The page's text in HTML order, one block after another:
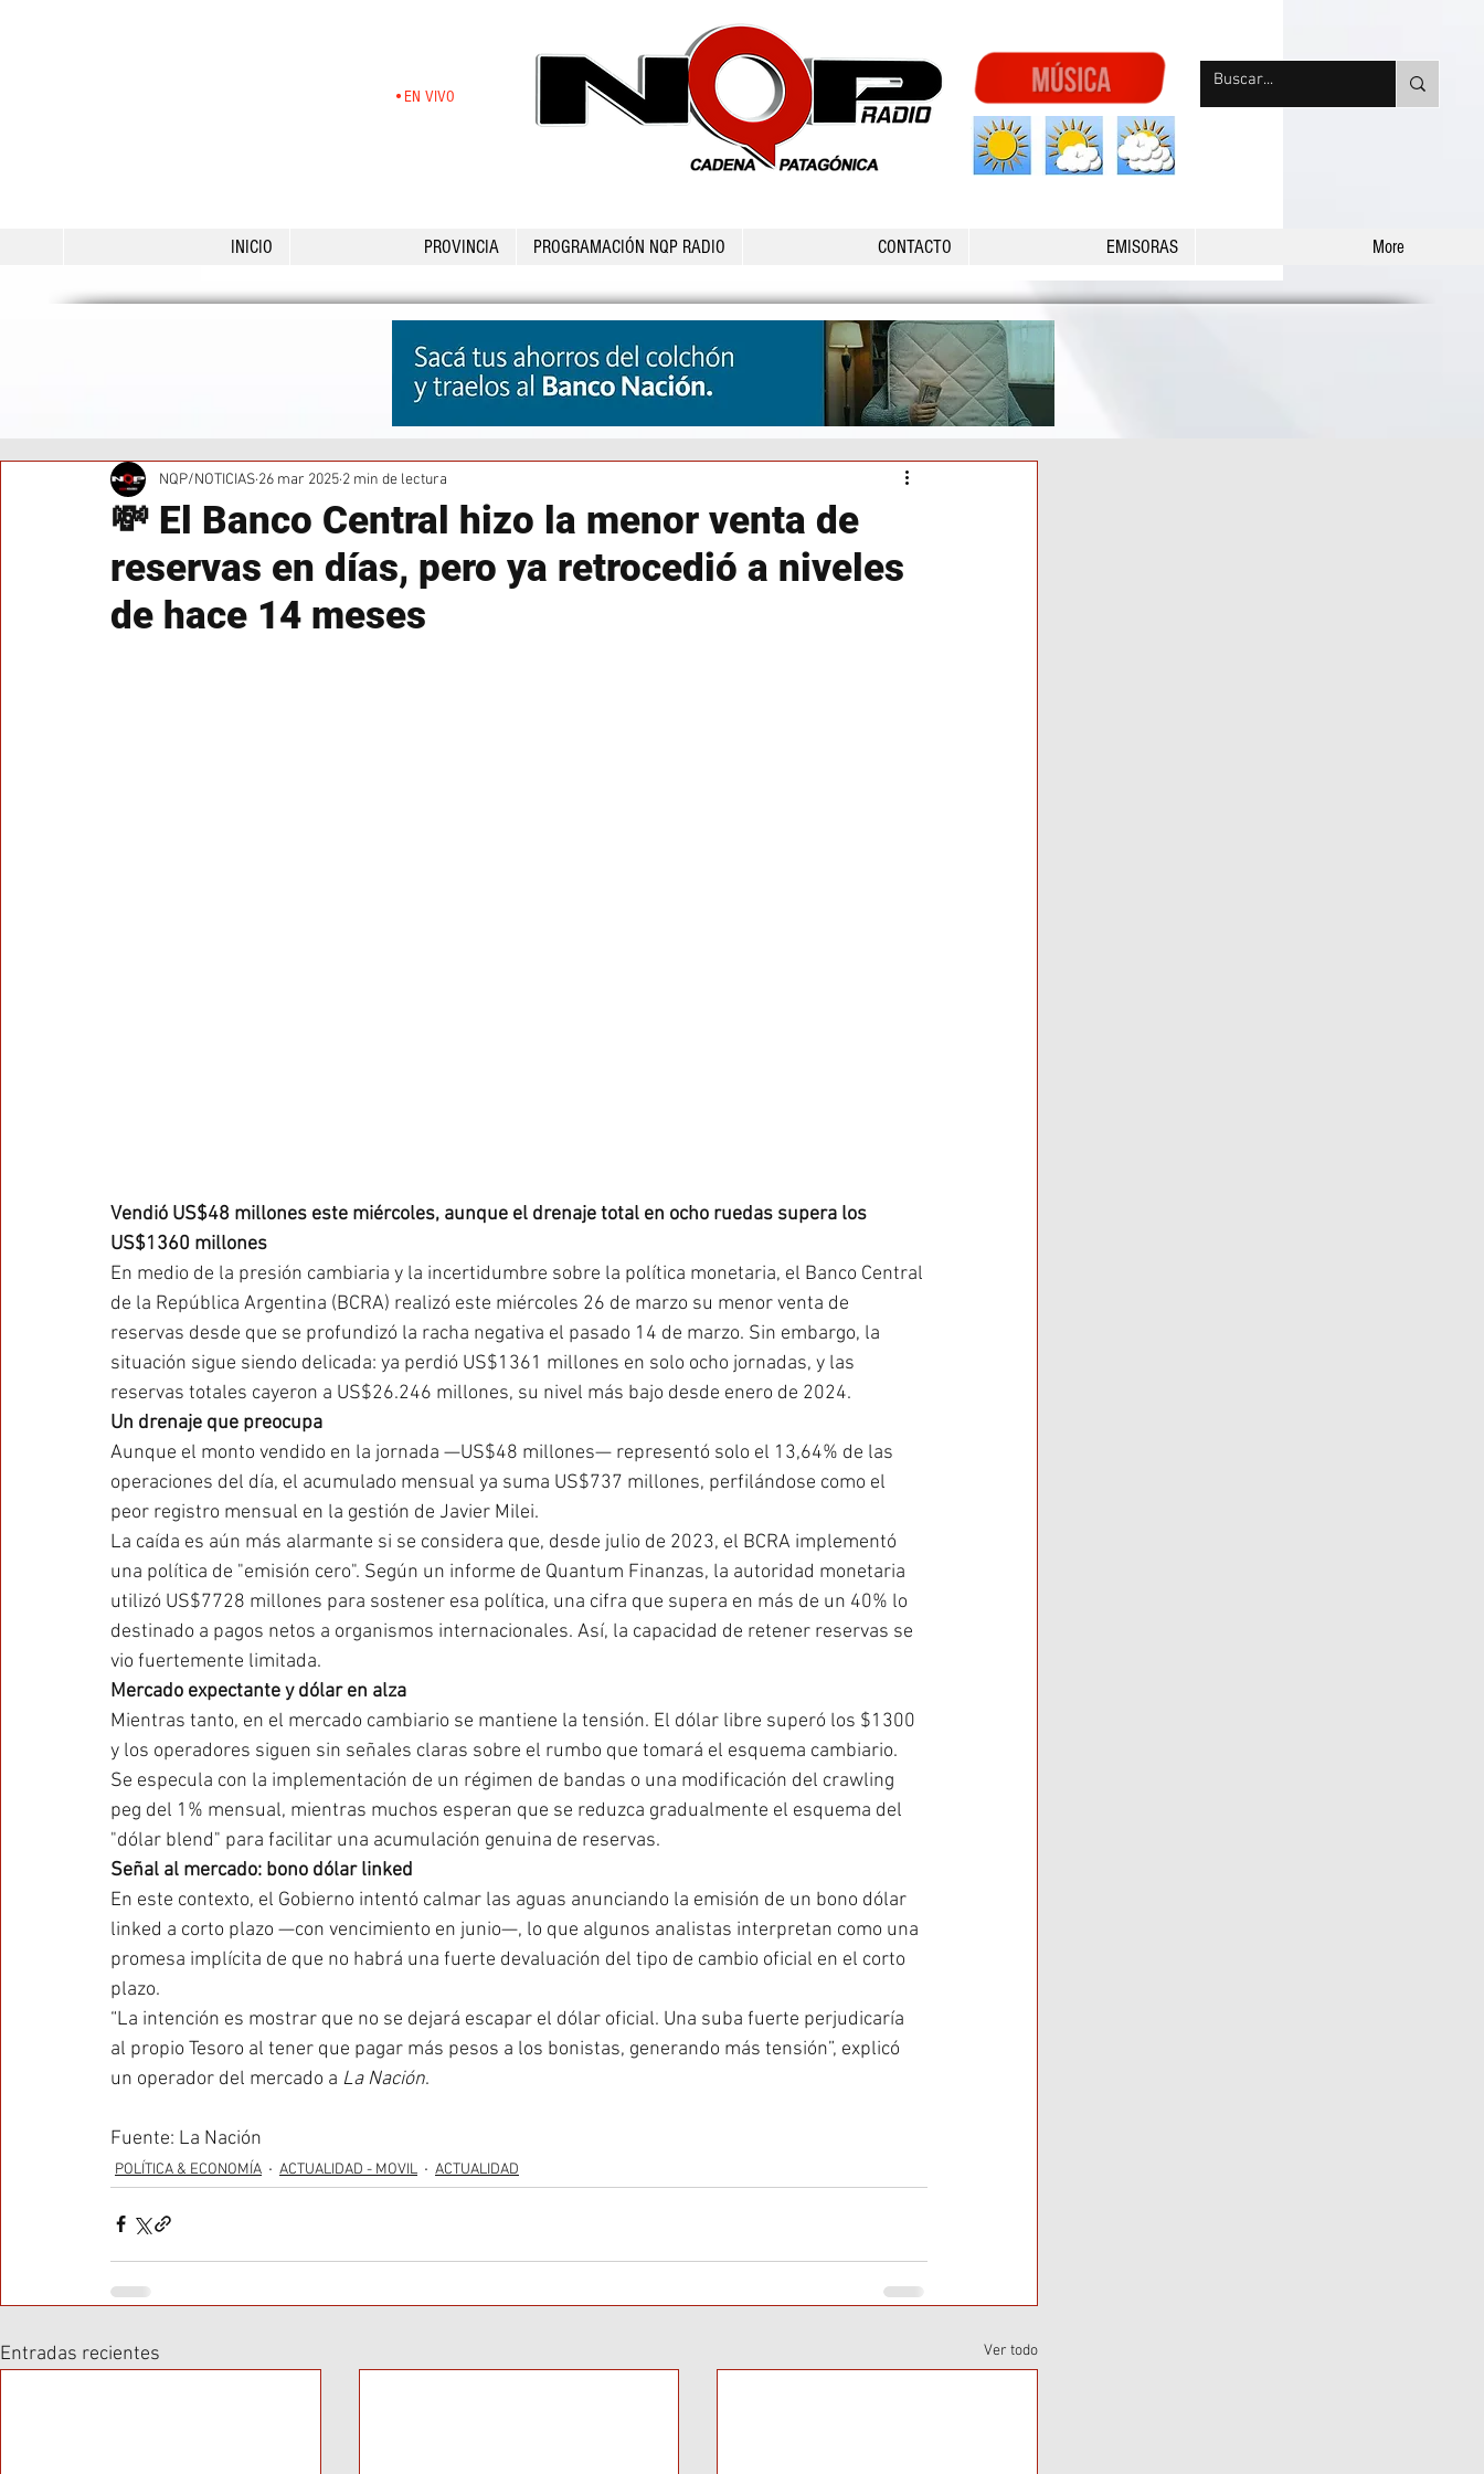
•EN VIVO
INICIO PROVINCIA PROGRAMACIÓN NQP RADIO CONTACTO EMISORAS More
💸 El Banco Central hizo la menor venta de
reservas en días, pero ya retrocedió a niveles
de hace 14 meses
NQP/NOTICIAS 26 mar 2025 2 min de lectura
Vendió US$48 millones este miércoles, aunque el drenaje total en ocho ruedas supera los
US$1360 millones
En medio de la presión cambiaria y la incertidumbre sobre la política monetaria, el Banco Central
de la República Argentina (BCRA) realizó este miércoles 26 de marzo su menor venta de
reservas desde que se profundizó la racha negativa el pasado 14 de marzo. Sin embargo, la
situación sigue siendo delicada: ya perdió US$1361 millones en solo ocho jornadas, y las
reservas totales cayeron a US$26.246 millones, su nivel más bajo desde enero de 2024.
Un drenaje que preocupa
Aunque el monto vendido en la jornada —US$48 millones— representó solo el 13,64% de las
operaciones del día, el acumulado mensual ya suma US$737 millones, perfilándose como el
peor registro mensual en la gestión de Javier Milei.
La caída es aún más alarmante si se considera que, desde julio de 2023, el BCRA implementó
una política de "emisión cero". Según un informe de Quantum Finanzas, la autoridad monetaria
utilizó US$7728 millones para sostener esa política, una cifra que supera en más de un 40% lo
destinado a pagos netos a organismos internacionales. Así, la capacidad de retener reservas se
vio fuertemente limitada.
Mercado expectante y dólar en alza
Mientras tanto, en el mercado cambiario se mantiene la tensión. El dólar libre superó los $1300
y los operadores siguen sin señales claras sobre el rumbo que tomará el esquema cambiario.
Se especula con la implementación de un régimen de bandas o una modificación del crawling
peg del 1% mensual, mientras muchos esperan que se reduzca gradualmente el esquema del
"dólar blend" para facilitar una acumulación genuina de reservas.
Señal al mercado: bono dólar linked
En este contexto, el Gobierno intentó calmar las aguas anunciando la emisión de un bono dólar
linked a corto plazo —con vencimiento en junio—, lo que algunos analistas interpretan como una
promesa implícita de que no habrá una fuerte devaluación del tipo de cambio oficial en el corto
plazo.
“La intención es mostrar que no se dejará escapar el dólar oficial. Una suba fuerte perjudicaría
al propio Tesoro al tener que pagar más pesos a los bonistas, generando más tensión”, explicó
un operador del mercado a La Nación.
Fuente: La Nación
POLÍTICA & ECONOMÍA ACTUALIDAD - MOVIL ACTUALIDAD
Entradas recientes Ver todo